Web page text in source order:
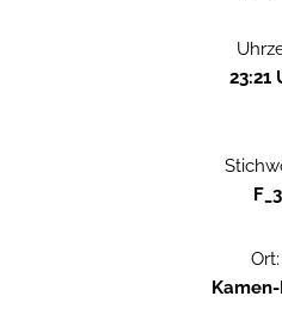
23:21
F_3
Ort: